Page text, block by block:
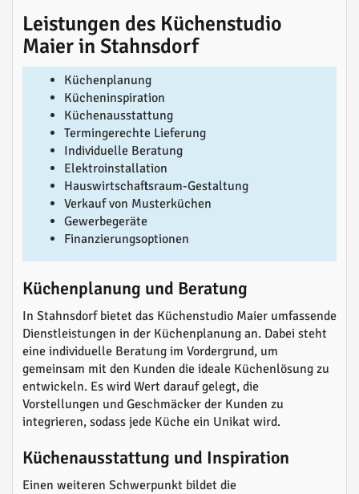
Leistungen des Küchenstudio
Maier in Stahnsdorf
Küchenplanung
Kücheninspiration
Küchenausstattung
Termingerechte Lieferung
Individuelle Beratung
Elektroinstallation
Hauswirtschaftsraum-Gestaltung
Verkauf von Musterküchen
Gewerbegeräte
Finanzierungsoptionen
Küchenplanung und Beratung
In Stahnsdorf bietet das Küchenstudio Maier umfassende
Dienstleistungen in der Küchenplanung an. Dabei steht
eine individuelle Beratung im Vordergrund, um
gemeinsam mit den Kunden die ideale Küchenlösung zu
entwickeln. Es wird Wert darauf gelegt, die
Vorstellungen und Geschmäcker der Kunden zu
integrieren, sodass jede Küche ein Unikat wird.
Küchenausstattung und Inspiration
Einen weiteren Schwerpunkt bildet die